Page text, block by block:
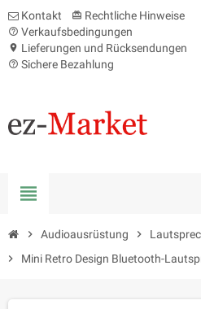
Kontakt card_giftcard Rechtliche Hinweise
help_outline Verkaufsbedingungen
location_on Lieferungen und Rücksendungen
help_outline Sichere Bezahlung
view_headline
chevron_right Audioausrüstung chevron_right
chevron_right
Mini Retro Design Bluetooth-